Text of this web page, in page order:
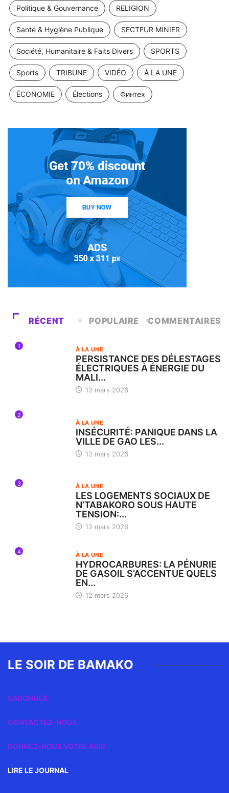
Politique & Gouvernance RELIGION
Santé & Hygiène Publique SECTEUR MINIER
Société, Humanitaire & Faits Divers SPORTS
Sports TRIBUNE VIDÉO À LA UNE
ÉCONOMIE Élections Финтех
RÉCENT POPULAIRE COMMENTAIRES
1 À LA UNE
PERSISTANCE DES DÉLESTAGES
ÉLECTRIQUES À ÉNERGIE DU
MALI...
12 mars 2026
2
À LA UNE
INSÉCURITÉ: PANIQUE DANS LA
VILLE DE GAO LES...
12 mars 2026
3 À LA UNE
LES LOGEMENTS SOCIAUX DE
N’TABAKORO SOUS HAUTE
TENSION:...
12 mars 2026
4 À LA UNE
HYDROCARBURES: LA PÉNURIE
DE GASOIL S’ACCENTUE QUELS
EN...
12 mars 2026
LE SOIR DE BAMAKO
S’ABONNER
CONTACTEZ-NOUS
DONNEZ-NOUS VOTRE AVIS
LIRE LE JOURNAL